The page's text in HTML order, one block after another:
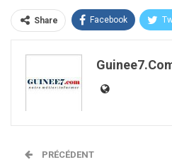
Share Facebook
PRÉCÉDENT